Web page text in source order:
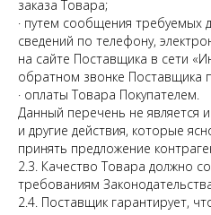
заказа Товара;
· путем сообщения требуемых
сведений по телефону,
на сайте Поставщика в сети
обратном звонке Поставщика
· оплаты Товара Покупателем.
Данный перечень не
и другие действия, которые
принять предложение
2.3. Качество Товара должно
требованиям
2.4. Поставщик гарантирует,